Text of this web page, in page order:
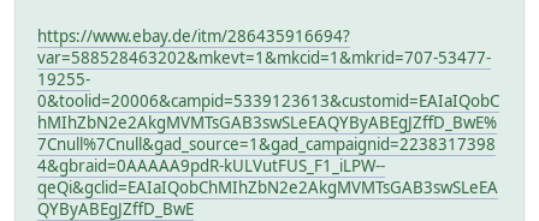
https://www.ebay.de/itm/286435916694?
var=588528463202&mkevt=1&mkcid=1&mkrid=707-53477-
19255-
0&toolid=20006&campid=5339123613&customid=EAIaIQobC
hMIhZbN2e2AkgMVMTsGAB3swSLeEAQYByABEgJZffD_BwE%
7Cnull%7Cnull&gad_source=1&gad_campaignid=2238317398
4&gbraid=0AAAAA9pdR-kULVutFUS_F1_iLPW--
qeQi&gclid=EAIaIQobChMIhZbN2e2AkgMVMTsGAB3swSLeEA
QYByABEgJZffD_BwE